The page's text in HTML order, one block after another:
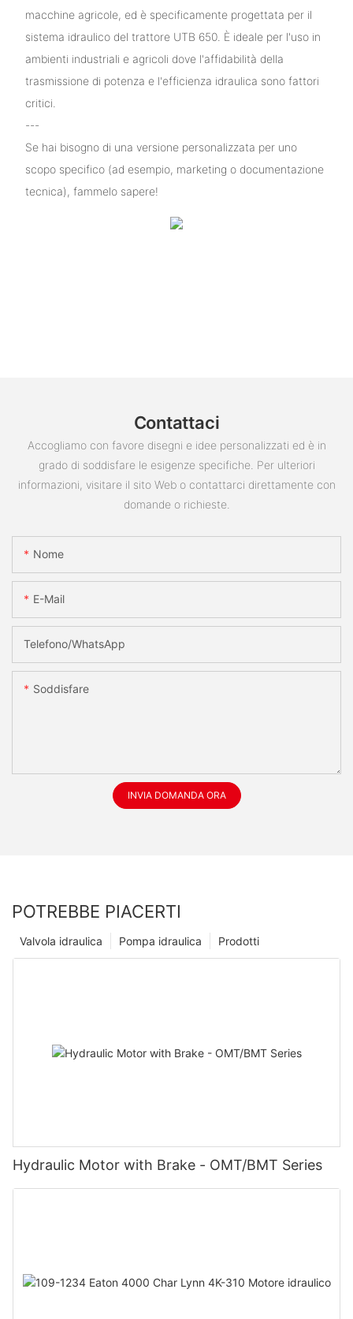
macchine agricole, ed è specificamente progettata per il
sistema idraulico del trattore UTB 650. È ideale per l'uso in
ambienti industriali e agricoli dove l'affidabilità della
trasmissione di potenza e l'efficienza idraulica sono fattori
critici.
---
Se hai bisogno di una versione personalizzata per uno
scopo specifico (ad esempio, marketing o documentazione
tecnica), fammelo sapere!
Contattaci
Accogliamo con favore disegni e idee personalizzati ed è in
grado di soddisfare le esigenze specifiche. Per ulteriori
informazioni, visitare il sito Web o contattarci direttamente con
domande o richieste.
Nome
E-Mail
Telefono/WhatsApp
Soddisfare
INVIA DOMANDA ORA
POTREBBE PIACERTI
Prodotti
Pompa idraulica
Valvola idraulica
Hydraulic Motor with Brake - OMT/BMT Series